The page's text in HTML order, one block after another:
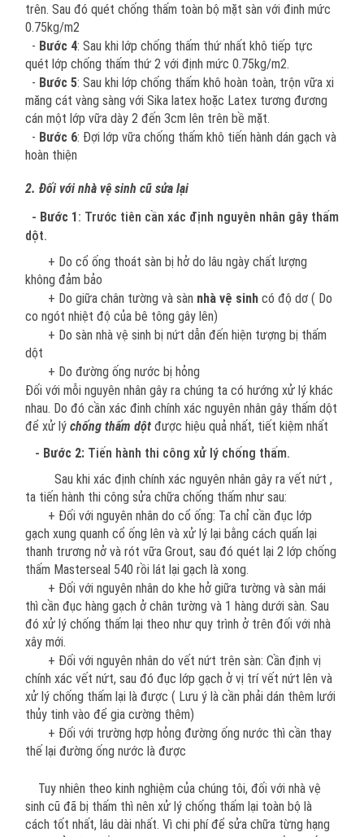
trên. Sau đó quét chống thấm toàn bộ mặt sàn với đinh mức
0.75kg/m2
- Bước 4: Sau khi lớp chống thấm thứ nhất khô tiếp tực
quét lớp chống thấm thứ 2 với định mức 0.75kg/m2.
- Bước 5: Sau khi lớp chống thấm khô hoàn toàn, trộn vữa xi
măng cát vàng sàng với Sika latex hoặc Latex tương đương
cán một lớp vữa dày 2 đến 3cm lên trên bề mặt.
- Bước 6: Đợi lớp vữa chống thấm khô tiến hành dán gạch và
hoàn thiện
2. Đối với nhà vệ sinh cũ sửa lại
- Bước 1: Trước tiên cần xác định nguyên nhân gây thấm
dột.
+ Do cổ ống thoát sàn bị hở do lâu ngày chất lượng
không đảm bảo
+ Do giữa chân tường và sàn nhà vệ sinh có độ dơ ( Do
co ngót nhiệt độ của bê tông gây lên)
+ Do sàn nhà vệ sinh bị nứt dẫn đến hiện tượng bị thấm
dột
+ Do đường ống nước bị hỏng
Đối với mỗi nguyên nhân gây ra chúng ta có hướng xử lý khác
nhau. Do đó cần xác đinh chính xác nguyên nhân gây thấm dột
để xử lý chống thấm dột được hiệu quả nhất, tiết kiệm nhất
- Bước 2: Tiến hành thi công xử lý chống thấm.
Sau khi xác định chính xác nguyên nhân gây ra vết nứt ,
ta tiến hành thi công sửa chữa chống thấm như sau:
+ Đối với nguyên nhân do cổ ống: Ta chỉ cần đục lớp
gạch xung quanh cổ ống lên và xử lý lại bằng cách quấn lại
thanh trương nở và rót vữa Grout, sau đó quét lại 2 lớp chống
thấm Masterseal 540 rồi lát lại gạch là xong.
+ Đối với nguyên nhân do khe hở giữa tường và sàn mái
thì cần đục hàng gạch ở chân tường và 1 hàng dưới sàn. Sau
đó xử lý chống thấm lại theo như quy trình ở trên đối với nhà
xây mới.
+ Đối với nguyên nhân do vết nứt trên sàn: Cần định vị
chính xác vết nứt, sau đó đục lớp gạch ở vị trí vết nứt lên và
xử lý chống thấm lại là được ( Lưu ý là cần phải dán thêm lưới
thủy tinh vào để gia cường thêm)
+ Đối với trường hợp hỏng đường ống nước thì cần thay
thế lại đường ống nước là được
Tuy nhiên theo kinh nghiệm của chúng tôi, đối với nhà vệ
sinh cũ đã bị thấm thì nên xử lý chống thấm lại toàn bộ là
cách tốt nhất, lâu dài nhất. Vì chi phí để sửa chữa từng hạng